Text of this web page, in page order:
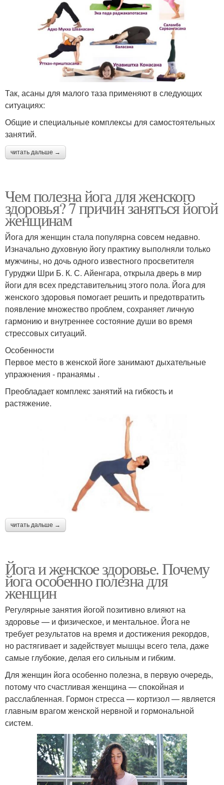
Так, асаны для малого таза применяют в следующих
ситуациях:
Общие и специальные комплексы для самостоятельных
занятий.
читать дальше →
Чем полезна йога для женского
здоровья? 7 причин заняться йогой
женщинам
Йога для женщин стала популярна совсем недавно.
Изначально духовную йогу практику выполняли только
мужчины, но дочь одного известного просветителя
Гуруджи Шри Б. К. С. Айенгара, открыла дверь в мир
йоги для всех представительниц этого пола. Йога для
женского здоровья помогает решить и предотвратить
появление множество проблем, сохраняет личную
гармонию и внутреннее состояние души во время
стрессовых ситуаций.
Особенности
Первое место в женской йоге занимают дыхательные
упражнения - пранаямы .
Преобладает комплекс занятий на гибкость и
растяжение.
читать дальше →
Йога и женское здоровье. Почему
йога особенно полезна для
женщин
Регулярные занятия йогой позитивно влияют на
здоровье — и физическое, и ментальное. Йога не
требует результатов на время и достижения рекордов,
но растягивает и задействует мышцы всего тела, даже
самые глубокие, делая его сильным и гибким.
Для женщин йога особенно полезна, в первую очередь,
потому что счастливая женщина — спокойная и
расслабленная. Гормон стресса — кортизол — является
главным врагом женской нервной и гормональной
систем.